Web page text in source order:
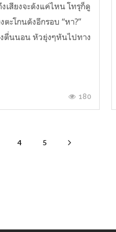
เสียงจะดังแค่ไหน โทรุก็ดู
ตะโกนดังอีกรอบ “หา?”
ตื่นนอน หัวยุ่งๆหันไปทาง
180
4 5